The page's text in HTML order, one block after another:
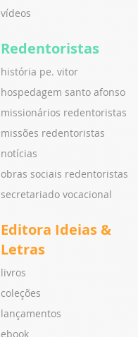
vídeos
Redentoristas
história pe. vitor
hospedagem santo afonso
missionários redentoristas
missões redentoristas
notícias
obras sociais redentoristas
secretariado vocacional
Editora Ideias &
Letras
livros
coleções
lançamentos
ebook